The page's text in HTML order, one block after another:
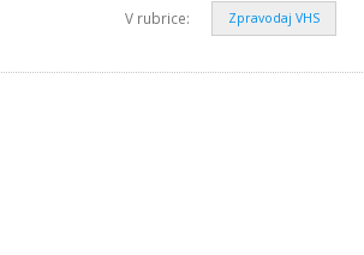
V rubrice: Zpravodaj VHS